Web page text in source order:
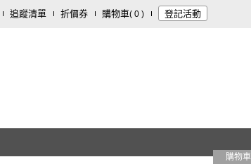
追蹤清單 折價券 購物車( 0 ) 登記活動
購物車